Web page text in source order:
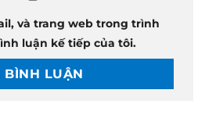
và trang web trong trình
luận kế tiếp của tôi.